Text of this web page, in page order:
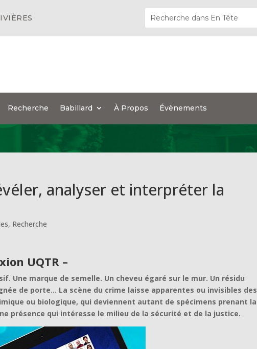
Recherche Babillard À Propos Évènements
analyser et interpréter la
, Recherche
UQTR –
Une marque de semelle. Un cheveu égaré sur le mur. Un résidu
de porte… La scène du crime laisse apparentes ou invisibles des
ou biologique, qui deviennent autant de spécimens prenant la
présence qui intéresse le milieu de la sécurité et de la justice.